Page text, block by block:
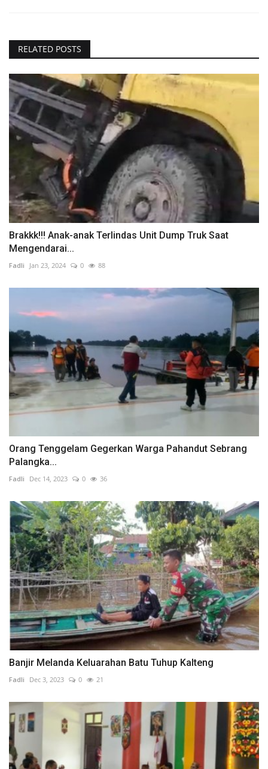
RELATED POSTS
Brakkk!!! Anak-anak Terlindas Unit Dump Truk Saat
Mengendarai...
Fadli Jan 23, 2024 0 88
Orang Tenggelam Gegerkan Warga Pahandut Sebrang
Palangka...
Fadli Dec 14, 2023 0 36
Banjir Melanda Keluarahan Batu Tuhup Kalteng
Fadli Dec 3, 2023 0 21